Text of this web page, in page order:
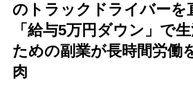
のトラックドライバー
「給与5万円ダウン」で
ための副業が長時間労働
肉